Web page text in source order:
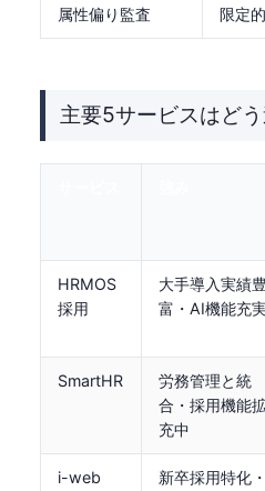
属性偏り監査 限定的
主要5サービスはど
HRMOS
採用
大手導入実績豊
富・AI機能充
SmartHR
労務管理と統
合・採用機能
充中
i-web 新卒採用特化・